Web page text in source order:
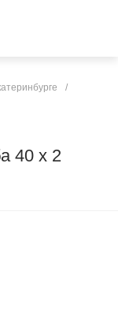
/
40 х 2